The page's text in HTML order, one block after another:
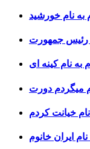
به نام خورشید
رئیس جمهورت
به نام کینه ای
میگردم دورت
نام خیانت کردم
نام ایران خانوم